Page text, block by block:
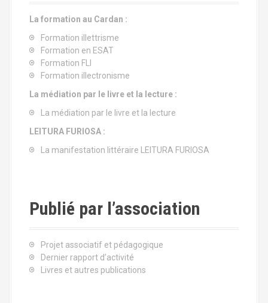
La formation au Cardan :
Formation illettrisme
Formation en ESAT
Formation FLI
Formation illectronisme
La médiation par le livre et la lecture :
La médiation par le livre et la lecture
LEITURA FURIOSA :
La manifestation littéraire LEITURA FURIOSA
Publié par l’association
Projet associatif et pédagogique
Dernier rapport d’activité
Livres et autres publications